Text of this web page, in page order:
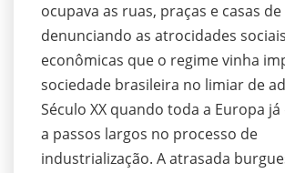
ocupava as ruas, praças e casas
denunciando as atrocidades
econômicas que o regime vinha
sociedade brasileira no limiar de
Século XX quando toda a Europa
a passos largos no processo de
industrialização. A atrasada